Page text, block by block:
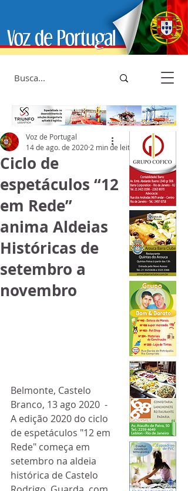
Ciclo de
espetáculos “12
em Rede”
anima Aldeias
Históricas de
setembro a
novembro
Voz de Portugal
14 de ago. de 2020 2 min de leitura
Belmonte, Castelo
Branco, 13 ago 2020  -
A edição 2020 do ciclo
de espetáculos "12 em
Rede" começa em
setembro na aldeia
histórica de Castelo